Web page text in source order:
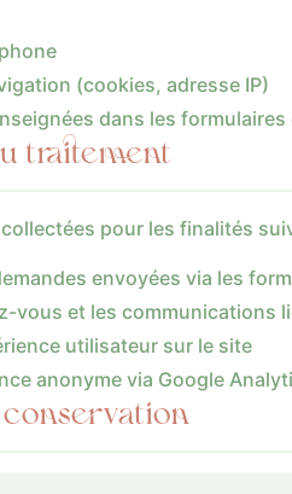
(cookies, adresse IP)
dans les
traitement
pour les finalités
envoyées via les
vous et les communications
utilisateur sur le site
anonyme via Google